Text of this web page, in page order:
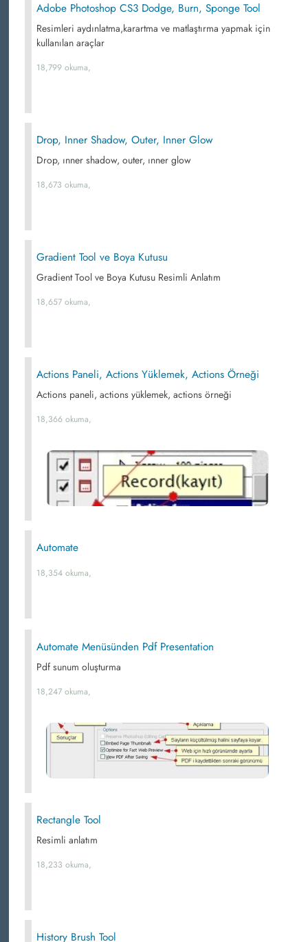
Adobe Photoshop CS3 Dodge, Burn, Sponge Tool
Resimleri aydınlatma,karartma ve matlaştırma yapmak için
kullanılan araçlar
18,799 okuma,
Drop, Inner Shadow, Outer, Inner Glow
Drop, ınner shadow, outer, ınner glow
18,673 okuma,
Gradient Tool ve Boya Kutusu
Gradient Tool ve Boya Kutusu Resimli Anlatım
18,657 okuma,
Actions Paneli, Actions Yüklemek, Actions Örneği
Actions paneli, actions yüklemek, actions örneği
18,366 okuma,
Automate
18,354 okuma,
Automate Menüsünden Pdf Presentation
Pdf sunum oluşturma
18,247 okuma,
Rectangle Tool
Resimli anlatım
18,233 okuma,
History Brush Tool